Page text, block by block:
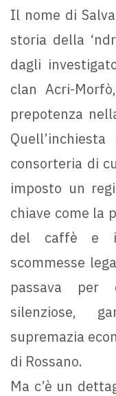
Il nome di
storia della
dagli
clan Acri-
prepotenza
consorteria di
imposto un
chiave come la
del caffè e il
scommesse
passava per
silenziose,
supremazia
di Rossano.
Ma c’è un